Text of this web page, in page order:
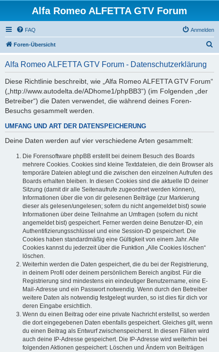
Alfa Romeo ALFETTA GTV Forum
FAQ Anmelden
Foren-Übersicht
Alfa Romeo ALFETTA GTV Forum - Datenschutzerklärung
Diese Richtlinie beschreibt, wie „Alfa Romeo ALFETTA GTV Forum“
(„http://www.autodelta.de/ADhome1/phpBB3“) (im Folgenden „der
Betreiber“) die Daten verwendet, die während deines Foren-
Besuchs gesammelt werden.
UMFANG UND ART DER DATENSPEICHERUNG
Deine Daten werden auf vier verschiedene Arten gesammelt:
Die Forensoftware phpBB erstellt bei deinem Besuch des Boards
mehrere Cookies. Cookies sind kleine Textdateien, die dein Browser als
temporäre Dateien ablegt und die zwischen den einzelnen Aufrufen des
Boards erhalten bleiben. In diesen Cookies sind die aktuelle ID deiner
Sitzung (damit dir alle Seitenaufrufe zugeordnet werden können),
Informationen über die von dir gelesenen Beiträge (zur Markierung
dieser als gelesen/ungelesen; sofern du nicht angemeldet bist) sowie
Informationen über deine Teilnahme an Umfragen (sofern du nicht
angemeldet bist) gespeichert. Ferner werden deine Benutzer-ID, ein
Authentifizierungsschlüssel und eine Session-ID gespeichert. Die
Cookies haben standardmäßig eine Gültigkeit von einem Jahr. Alle
Cookies kannst du jederzeit über die Funktion „Alle Cookies löschen“
löschen.
Weiterhin werden die Daten gespeichert, die du bei der Registrierung,
in deinem Profil oder deinem persönlichem Bereich angibst. Für die
Registrierung sind mindestens ein eindeutiger Benutzername, eine E-
Mail-Adresse und ein Passwort notwendig. Wenn durch den Betreiber
weitere Daten als notwendig festgelegt wurden, so ist dies für dich vor
deren Eingabe ersichtlich.
Wenn du einen Beitrag oder eine private Nachricht erstellst, so werden
die dort eingegebenen Daten ebenfalls gespeichert. Gleiches gilt, wenn
du einen Beitrag als Entwurf zwischenspeicherst. In diesen Fällen wird
auch deine IP-Adresse gespeichert. Die IP-Adresse wird weiterhin bei
folgenden Aktionen gespeichert: Löschen und Ändern von Beiträgen